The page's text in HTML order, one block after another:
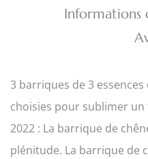
Informations
3 barriques de 3
choisies pour sublimer
2022 : La barrique de
plénitude. La barrique de